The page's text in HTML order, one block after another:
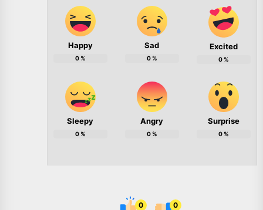
Happy
0%
Sad
0%
Excited
0%
Sleepy
0%
Angry
0%
Surprise
0%
0 0